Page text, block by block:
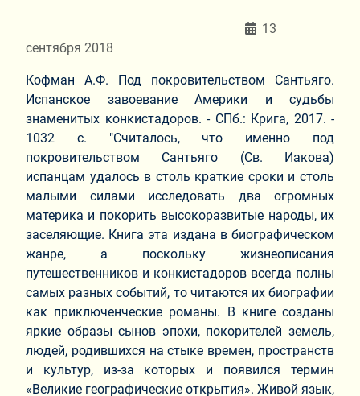
Информация о
13
сентября 2018
Кофман А.Ф. Под покровительством Сантьяго.
Испанское завоевание Америки и судьбы
знаменитых конкистадоров. - СПб.: Крига, 2017. -
1032 с. "Считалось, что именно под
покровительством Сантьяго (Св. Иакова)
испанцам удалось в столь краткие сроки и столь
малыми силами исследовать два огромных
материка и покорить высокоразвитые народы, их
заселяющие. Книга эта издана в биографическом
жанре, а поскольку жизнеописания
путешественников и конкистадоров всегда полны
самых разных событий, то читаются их биографии
как приключенческие романы. В книге созданы
яркие образы сынов эпохи, покорителей земель,
людей, родившихся на стыке времен, пространств
и культур, из-за которых и появился термин
«Великие географические открытия». Живой язык,